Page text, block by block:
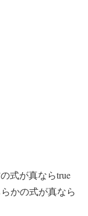
式が真ならtrue
かの式が真なら